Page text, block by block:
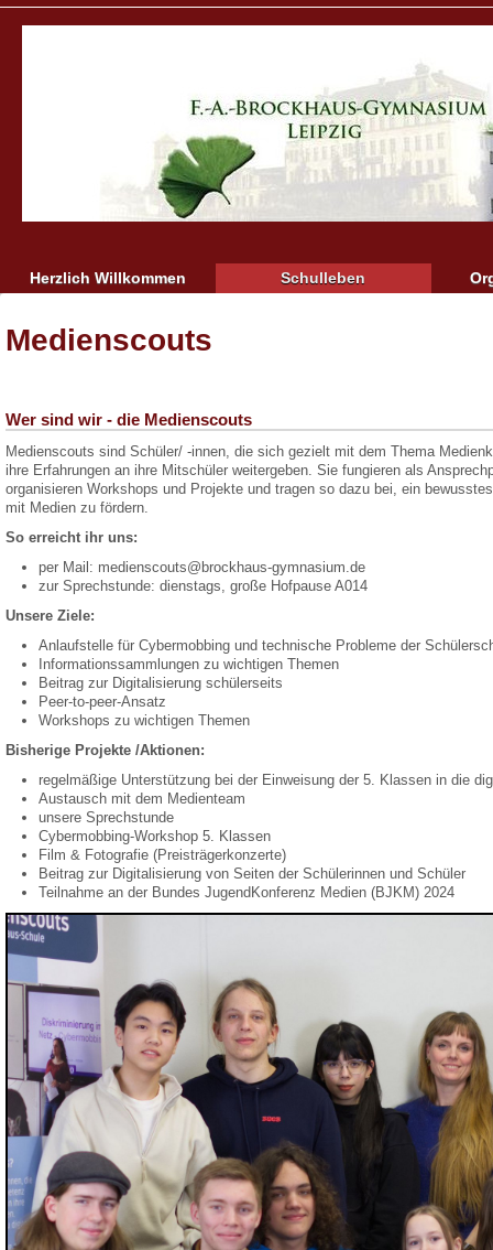
Herzlich Willkommen Schulleben
Medienscouts
Wer sind wir - die Medienscouts
Medienscouts sind Schüler/ -innen, die sich gezielt mit dem Thema
ihre Erfahrungen an ihre Mitschüler weitergeben. Sie fungieren als
organisieren Workshops und Projekte und tragen so dazu bei, ein
mit Medien zu fördern.
So erreicht ihr uns:
per Mail: medienscouts@brockhaus-gymnasium.de
zur Sprechstunde: dienstags, große Hofpause A014
Unsere Ziele:
Anlaufstelle für Cybermobbing und technische Probleme der
Informationssammlungen zu wichtigen Themen
Beitrag zur Digitalisierung schülerseits
Peer-to-peer-Ansatz
Workshops zu wichtigen Themen
Bisherige Projekte /Aktionen:
regelmäßige Unterstützung bei der Einweisung der 5. Klassen in die
Austausch mit dem Medienteam
unsere Sprechstunde
Cybermobbing-Workshop 5. Klassen
Film & Fotografie (Preisträgerkonzerte)
Beitrag zur Digitalisierung von Seiten der Schülerinnen und Schüler
Teilnahme an der Bundes JugendKonferenz Medien (BJKM) 2024